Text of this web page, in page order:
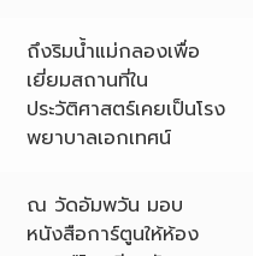
ถึงริมน้ำแม่กลองเพื่อ
เยี่ยมสถานที่ใน
ประวัติศาสตร์เคยเป็นโรง
พยาบาลเอกเทศน์
ณ วัดอัมพวัน มอบ
หนังสือการ์ตูนให้ห้อง